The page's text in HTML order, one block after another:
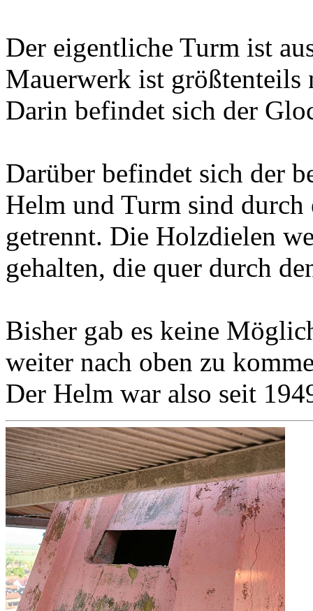
Der eigentliche Turm ist
Mauerwerk ist größtenteils
Darin befindet sich der
Darüber befindet sich der
Helm und Turm sind durch
getrennt. Die Holzdielen
gehalten, die quer durch
Bisher gab es keine
weiter nach oben zu
Der Helm war also seit